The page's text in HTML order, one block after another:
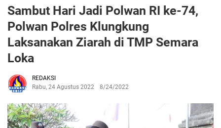
Sambut Hari Jadi Polwan RI ke-74,
Polwan Polres Klungkung
Laksanakan Ziarah di TMP Semara
Loka
REDAKSI
Rabu, 24 Agustus 2022
8/24/2022